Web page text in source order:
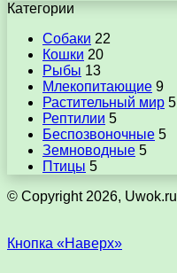
Категории
Собаки 22
Кошки 20
Рыбы 13
Млекопитающие 9
Растительный мир 5
Рептилии 5
Беспозвоночные 5
Земноводные 5
Птицы 5
© Copyright 2026, Uwok.ru
Кнопка «Наверх»